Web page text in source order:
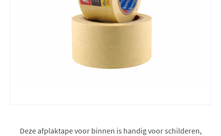
Deze afplaktape voor binnen is handig voor schilderen,